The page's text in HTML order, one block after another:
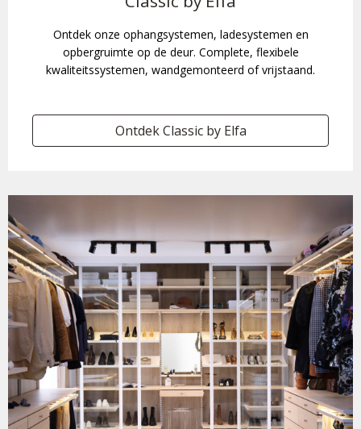
Ontdek onze ophangsystemen, ladesystemen en
opbergruimte op de deur. Complete, flexibele
kwaliteitssystemen, wandgemonteerd of vrijstaand.
Ontdek Classic by Elfa